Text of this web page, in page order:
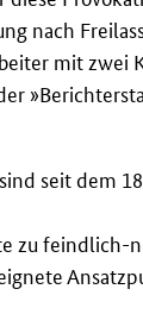
nach
mit zwei
seit dem
zu feindlich-